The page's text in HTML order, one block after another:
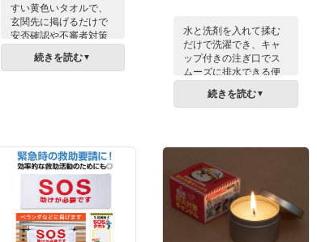
すい黄色いタオルで、
玄関先に掲げるだけで
安否確認や不審者対策
にも役立つ防災用タオ
ル。地域の防災訓練や
ッズに最適。平地部分
へロゴ名入れが可能で
す。
続きを読む▼
水と洗剤を入れて揉む
だけで洗濯でき、キャ
ップ付きの注ぎ口でス
ムーズに排水できる便
利なウォッシュバッ
グ。アウトドアでのケ
しい防災グッズに最
適。スリーブなどのフ
ラットな面へ名入れが
可能です。
続きを読む▼